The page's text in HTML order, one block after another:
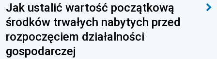
Jak ustalić wartość początkową
środków trwałych nabytych przed
rozpoczęciem działalności
gospodarczej